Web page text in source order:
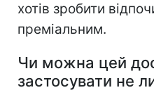
хотів зробити
преміальним.
Чи можна цей
застосувати не